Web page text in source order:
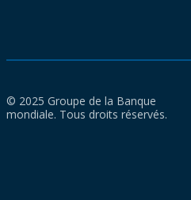
© 2025 Groupe de la Banque
mondiale. Tous droits réservés.